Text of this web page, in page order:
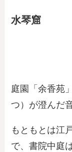
水琴窟
庭園「余香苑
つ）が澄んだ
もともとは江
で、書院中庭